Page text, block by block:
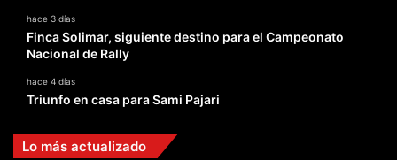
hace 3 días
Finca Solimar, siguiente destino para el Campeonato
Nacional de Rally
hace 4 días
Triunfo en casa para Sami Pajari
Lo más actualizado